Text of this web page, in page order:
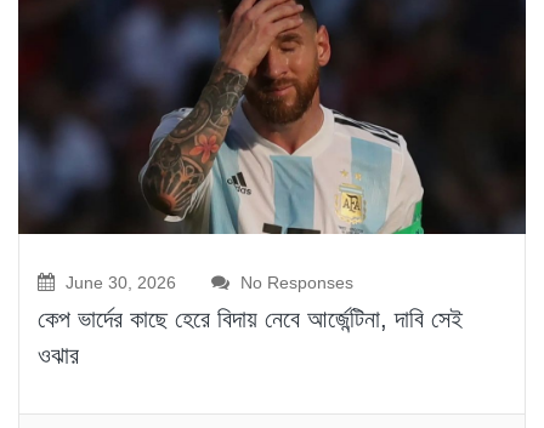
June 30, 2026 No Responses
কেপ ভার্দের কাছে হেরে বিদায় নেবে আর্জেন্টিনা, দাবি সেই
ওঝার